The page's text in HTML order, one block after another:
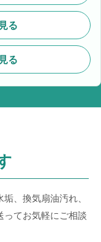
る
る
、換気扇油汚れ、
ってお気軽にご相談